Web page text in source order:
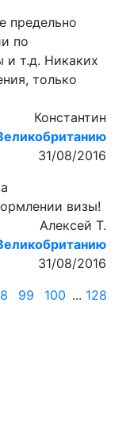
предельно
по
и т.д. Никаких
только
Константин
31/08/2016
визы!
Алексей Т.
31/08/2016
99 100 ... 128